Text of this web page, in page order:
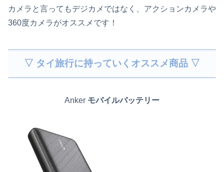
カメラと言ってもデジカメではなく、アクションカメラや
360度カメラがオススメです！
▽ タイ旅行に持っていくオススメ商品 ▽
Anker モバイルバッテリー